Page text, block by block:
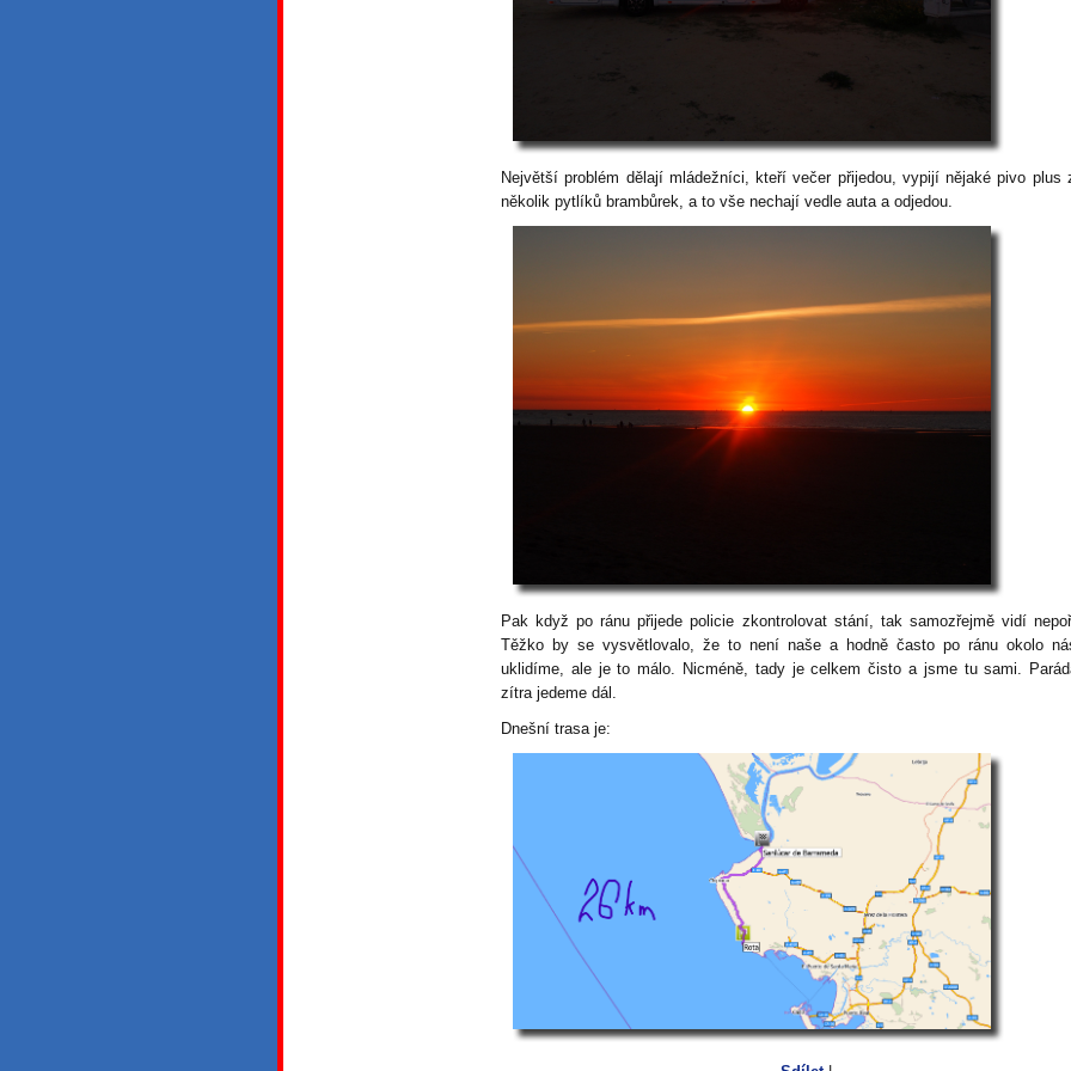
Největší problém dělají mládežníci, kteří večer přijedou, vypijí nějaké pivo plus
několik pytlíků brambůrek, a to vše nechají vedle auta a odjedou.
Pak když po ránu přijede policie zkontrolovat stání, tak samozřejmě vidí
Těžko by se vysvětlovalo, že to není naše a hodně často po ránu okolo
uklidíme, ale je to málo. Nicméně, tady je celkem čisto a jsme tu sami.
zítra jedeme dál.
Dnešní trasa je: